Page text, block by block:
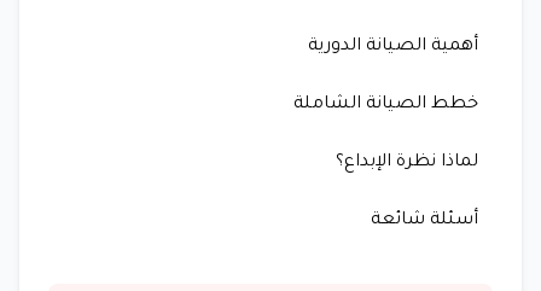
أهمية الصيانة الدورية
خطط الصيانة الشاملة
لماذا نظرة الإبداع؟
أسئلة شائعة